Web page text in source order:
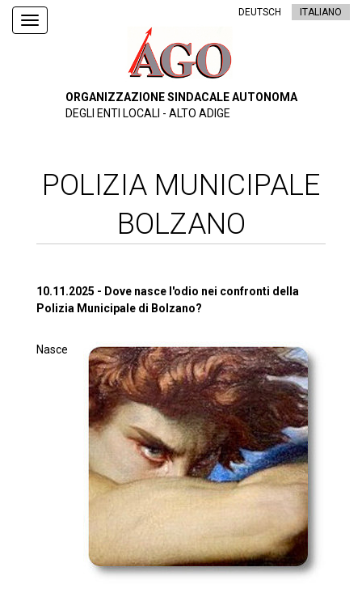
Toggle
DEUTSCH ITALIANO
ORGANIZZAZIONE SINDACALE AUTONOMA
DEGLI ENTI LOCALI - ALTO ADIGE
POLIZIA MUNICIPALE
BOLZANO
10.11.2025 - Dove nasce l'odio nei confronti della
Polizia Municipale di Bolzano?
Nasce